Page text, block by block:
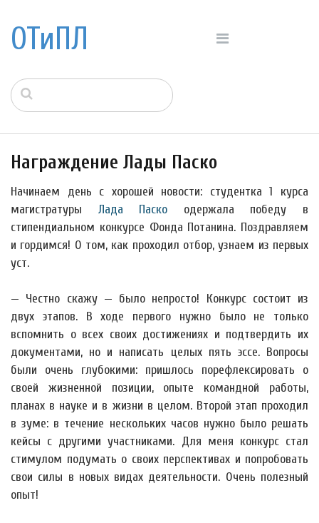
ОТиПЛ
Награждение Лады Паско
Начинаем день с хорошей новости: студентка 1 курса
магистратуры Лада Паско одержала победу в
стипендиальном конкурсе Фонда Потанина. Поздравляем
и гордимся! О том, как проходил отбор, узнаем из первых
уст.
— Честно скажу — было непросто! Конкурс состоит из
двух этапов. В ходе первого нужно было не только
вспомнить о всех своих достижениях и подтвердить их
документами, но и написать целых пять эссе. Вопросы
были очень глубокими: пришлось порефлексировать о
своей жизненной позиции, опыте командной работы,
планах в науке и в жизни в целом. Второй этап проходил
в зуме: в течение нескольких часов нужно было решать
кейсы с другими участниками. Для меня конкурс стал
стимулом подумать о своих перспективах и попробовать
свои силы в новых видах деятельности. Очень полезный
опыт!